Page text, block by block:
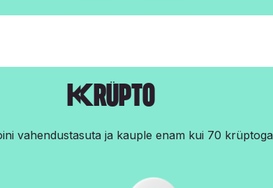
Krüpto
vahendustasuta ja kauple enam kui 70 krüptoga